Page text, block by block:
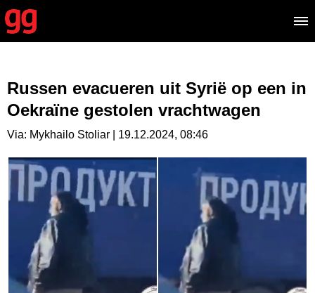
Russen evacueren uit Syrië op een in
Oekraïne gestolen vrachtwagen
Via: Mykhailo Stoliar | 19.12.2024, 08:46